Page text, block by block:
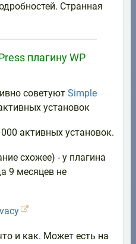
Странная
плагину WP
советуют Simple
установок
активных установок.
схожее) - у плагина
9 месяцев не
и как. Может есть на